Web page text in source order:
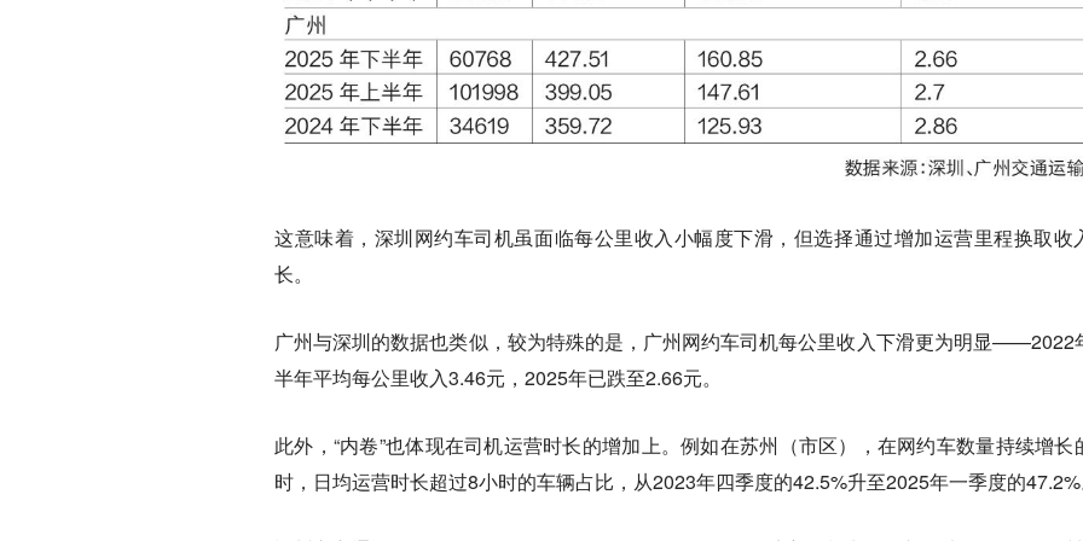
这意味着，深圳网约车司机虽面临每公里收入小幅度下滑，但选择通过增加运营里程换取收
长。
广州与深圳的数据也类似，较为特殊的是，广州网约车司机每公里收入下滑更为明显——2022
半年平均每公里收入3.46元，2025年已跌至2.66元。
此外，“内卷”也体现在司机运营时长的增加上。例如在苏州（市区），在网约车数量持续增长
时，日均运营时长超过8小时的车辆占比，从2023年四季度的42.5%升至2025年一季度的47.2%